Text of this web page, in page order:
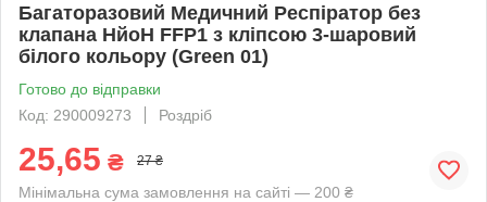
Багаторазовий Медичний Респіратор без
клапана НйоН FFP1 з кліпсою 3-шаровий
білого кольору (Green 01)
Готово до відправки
Код: 290009273
Роздріб
25,65 ₴ 27 ₴
Мінімальна сума замовлення на сайті — 200 ₴